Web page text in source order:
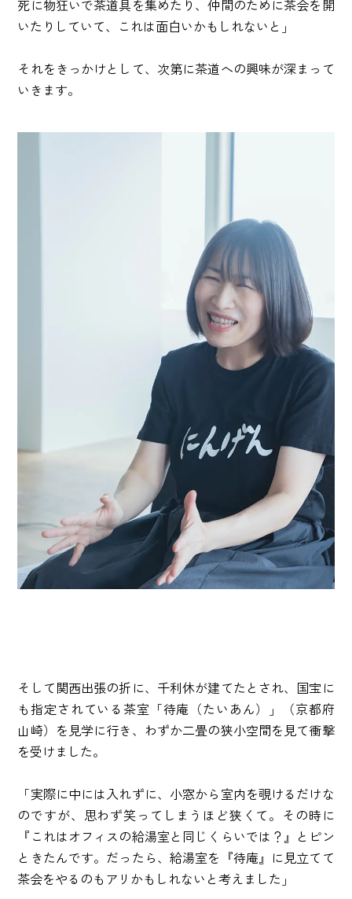
死に物狂いで茶道具を集めたり、仲間のために茶会を開
いたりしていて、これは面白いかもしれないと」
それをきっかけとして、次第に茶道への興味が深まって
いきます。
そして関西出張の折に、千利休が建てたとされ、国宝に
も指定されている茶室「待庵（たいあん）」（京都府
山崎）を見学に行き、わずか二畳の狭小空間を見て衝撃
を受けました。
「実際に中には入れずに、小窓から室内を覗けるだけな
のですが、思わず笑ってしまうほど狭くて。その時に
『これはオフィスの給湯室と同じくらいでは？』とピン
ときたんです。だったら、給湯室を『待庵』に見立てて
茶会をやるのもアリかもしれないと考えました」